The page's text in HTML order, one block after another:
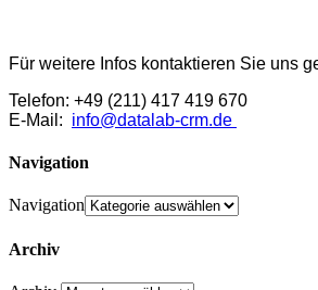
Für weitere Infos kontaktieren Sie uns
Telefon: +49 (211) 417 419 670
E-Mail: info@datalab-crm.de
Navigation
Navigation
Archiv